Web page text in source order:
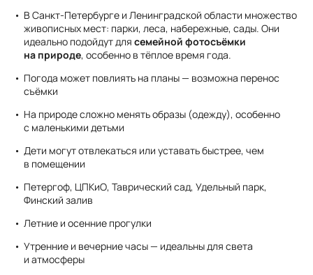
В Санкт-Петербурге и Ленинградской области множество
живописных мест: парки, леса, набережные, сады. Они
идеально подойдут для семейной фотосъёмки
на природе, особенно в тёплое время года.
Погода может повлиять на планы — возможна перенос
съёмки
На природе сложно менять образы (одежду), особенно
с маленькими детьми
Дети могут отвлекаться или уставать быстрее, чем
в помещении
Петергоф, ЦПКиО, Таврический сад, Удельный парк,
Финский залив
Летние и осенние прогулки
Утренние и вечерние часы — идеальны для света
и атмосферы